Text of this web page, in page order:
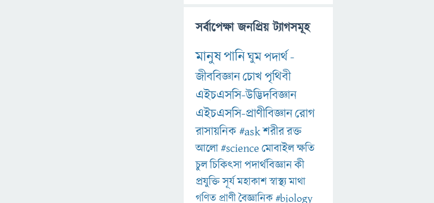
সর্বাপেক্ষা জনপ্রিয় ট্যাগসমূহ
মানুষপানিঘুমপদার্থ-
জীববিজ্ঞানচোখপৃথিবী
এইচএসসি-উদ্ভিদবিজ্ঞান
এইচএসসি-প্রাণীবিজ্ঞানরোগ
রাসায়নিক#askশরীররক্ত
আলো#scienceমোবাইলক্ষতি
চুলচিকিৎসাপদার্থবিজ্ঞানকী
প্রযুক্তিসূর্যমহাকাশস্বাস্থ্যমাথা
গণিত প্রাণীবৈজ্ঞানিক#biology